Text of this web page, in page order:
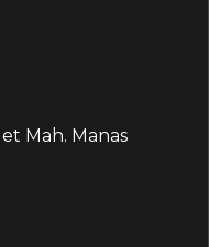
Mah. Manas